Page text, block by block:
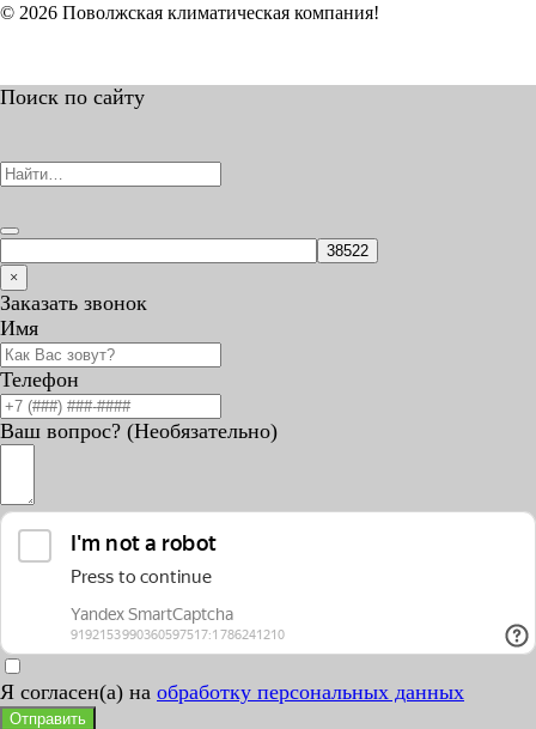
© 2026 Поволжская климатическая компания!
Поиск по сайту
for:
×
Заказать звонок
Имя
Телефон
Ваш вопрос? (Необязательно)
Я согласен(а) на обработку персональных данных
Отправить